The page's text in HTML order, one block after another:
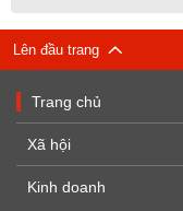
Lên đầu trang
Trang chủ
Xã hội
Kinh doanh